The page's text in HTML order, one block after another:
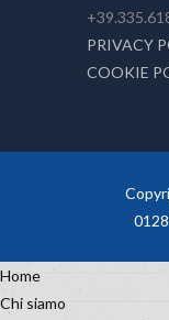
PRIVACY
COOKIE
Home
Chi siamo